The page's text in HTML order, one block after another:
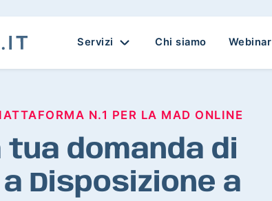
Servizi Chi siamo Webinar
N.1 PER LA MAD ONLINE
tua domanda di
Disposizione a